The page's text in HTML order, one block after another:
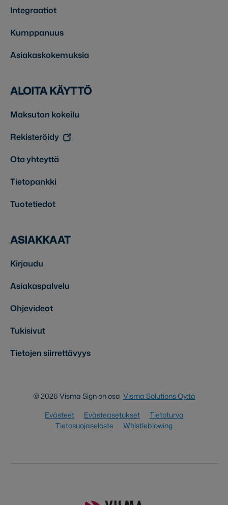
Integraatiot
Kumppanuus
Asiakaskokemuksia
ALOITA KÄYTTÖ
Maksuton kokeilu
Rekisteröidy
Ota yhteyttä
Tietopankki
Tuotetiedot
ASIAKKAAT
Kirjaudu
Asiakaspalvelu
Ohjevideot
Tukisivut
Tietojen siirrettävyys
© 2026 Visma Sign on osa Visma Solutions Oy:tä
Evästeet
Evästeasetukset
Tietoturva
Tietosuojaseloste
Whistleblowing